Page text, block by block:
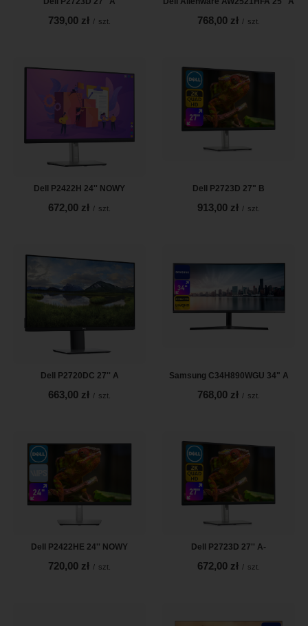
739,00 zł / szt. 768,00 zł / szt.
Dell P2422H 24'' NOWY
672,00 zł / szt.
Dell P2723D 27" B
913,00 zł / szt.
Dell P2720DC 27'' A
663,00 zł / szt.
Samsung C34H890WGU 34" A
768,00 zł / szt.
Dell P2422HE 24'' NOWY
720,00 zł / szt.
Dell P2723D 27'' A-
672,00 zł / szt.